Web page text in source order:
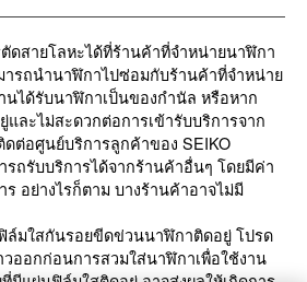
ดสายโลหะได้ที่ร้านค้าที่จำหน่ายนาฬิกา
ารถนำนาฬิกาไปซ่อมกับร้านค้าที่จำหน่าย
นได้รับนาฬิกาเป็นของกำนัล หรือหาก
และไม่สะดวกต่อการเข้ารับบริการจาก
ต่อศูนย์บริการลูกค้าของ SEIKO
ถรับบริการได้จากร้านค้าอื่นๆ โดยมีค่า
อย่างไรก็ตาม บางร้านค้าอาจไม่มี
มใสกันรอยขีดข่วนนาฬิกาติดอยู่ โปรด
ออกก่อนการสวมใส่นาฬิกาเพื่อใช้งาน